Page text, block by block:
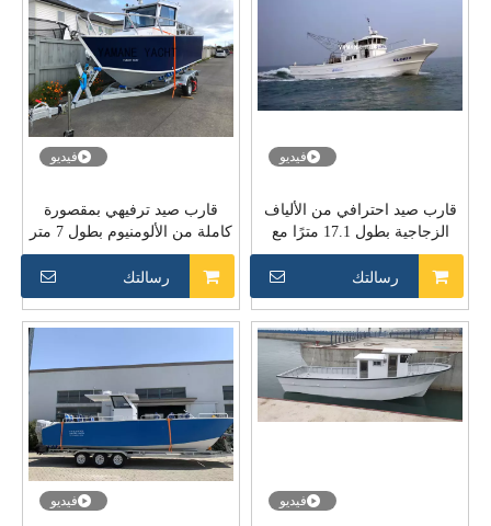
فيديو
قارب صيد احترافي من الألياف
الزجاجية بطول 17.1 مترًا مع
محرك ديزل داخلي
رسالتك
فيديو
قارب صيد ترفيهي بمقصورة
كاملة من الألومنيوم بطول 7 متر
و23 قدم
رسالتك
فيديو فيديو